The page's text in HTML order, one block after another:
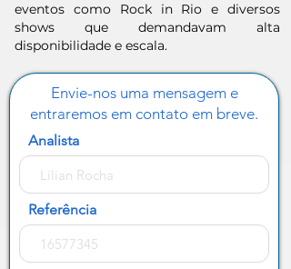
eventos como Rock in Rio e diversos
shows que demandavam alta
disponibilidade e escala.
Envie-nos uma mensagem e
entraremos em contato em breve.
Analista
Referência